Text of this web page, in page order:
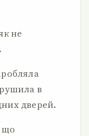
не
в
дверей.
що